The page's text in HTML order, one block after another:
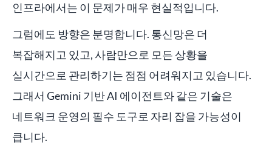
인프라에서는 이 문제가 매우 현실적입니다.
그럼에도 방향은 분명합니다. 통신망은 더
복잡해지고 있고, 사람만으로 모든 상황을
실시간으로 관리하기는 점점 어려워지고 있습니다.
그래서 Gemini 기반 AI 에이전트와 같은 기술은
네트워크 운영의 필수 도구로 자리 잡을 가능성이
큽니다.